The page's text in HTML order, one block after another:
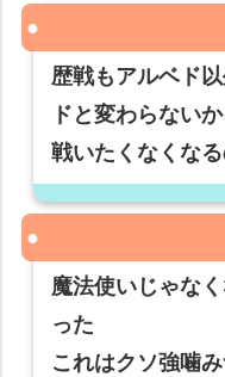
歴戦もアルベド
ドと変わらない
戦いたくなくな
魔法使いじゃな
った
これはクソ強噛